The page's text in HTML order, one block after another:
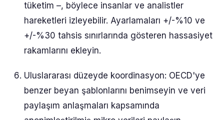
tüketim –, böylece insanlar ve analistler
hareketleri izleyebilir. Ayarlamaları +/-%10 ve
+/-%30 tahsis sınırlarında gösteren hassasiyet
rakamlarını ekleyin.
Uluslararası düzeyde koordinasyon: OECD'ye
benzer beyan şablonlarını benimseyin ve veri
paylaşım anlaşmaları kapsamında